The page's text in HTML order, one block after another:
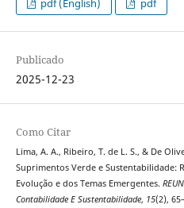
pdf (English) pdf
Publicado
2025-12-23
Como Citar
Lima, A. A., Ribeiro, T. de L. S., & De
Suprimentos Verde e Sustentabilidade:
Evolução e dos Temas Emergentes.
Contabilidade E Sustentabilidade, 15(2),